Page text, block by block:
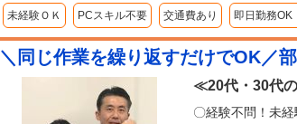
未経験ＯＫ PCスキル不要 交通費あり 即日勤務OK
＼同じ作業を繰り返すだけでOK
≪20代・30代
〇経験不問！未